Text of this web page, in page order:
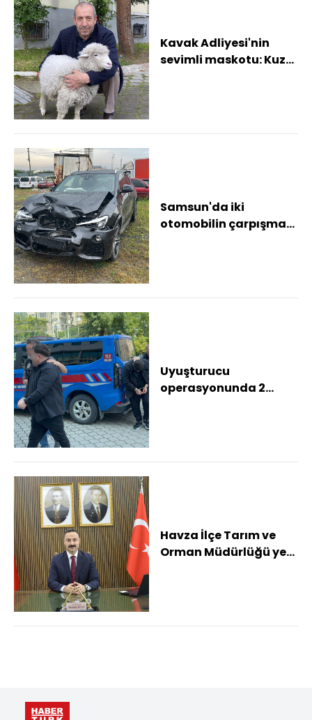
Kavak Adliyesi'nin
sevimli maskotu: Kuzu
Samsun'da iki
otomobilin çarpışması
Uyuşturucu
operasyonunda 2
Havza İlçe Tarım ve
Orman Müdürlüğü yeni